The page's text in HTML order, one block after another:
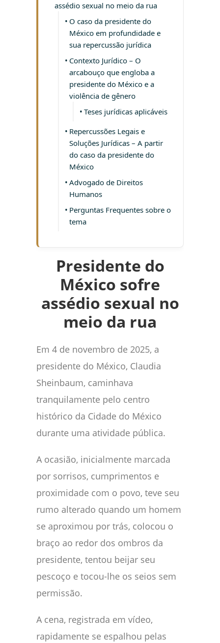
assédio sexual no meio da rua
O caso da presidente do
México em profundidade e
sua repercussão jurídica
Contexto Jurídico – O
arcabouço que engloba a
presidente do México e a
violência de gênero
Teses jurídicas aplicáveis
Repercussões Legais e
Soluções Jurídicas – A partir
do caso da presidente do
México
Advogado de Direitos
Humanos
Perguntas Frequentes sobre o
tema
Presidente do
México sofre
assédio sexual no
meio da rua
Em 4 de novembro de 2025, a
presidente do México, Claudia
Sheinbaum, caminhava
tranquilamente pelo centro
histórico da Cidade do México
durante uma atividade pública.
A ocasião, inicialmente marcada
por sorrisos, cumprimentos e
proximidade com o povo, teve seu
rumo alterado quando um homem
se aproximou por trás, colocou o
braço ao redor dos ombros da
presidente, tentou beijar seu
pescoço e tocou-lhe os seios sem
permissão.
A cena, registrada em vídeo,
rapidamente se espalhou pelas